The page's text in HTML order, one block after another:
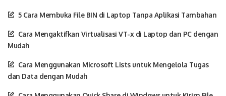
5 Cara Membuka File BIN di Laptop Tanpa Aplikasi Tambahan
Cara Mengaktifkan Virtualisasi VT-x di Laptop dan PC dengan
Mudah
Cara Menggunakan Microsoft Lists untuk Mengelola Tugas
dan Data dengan Mudah